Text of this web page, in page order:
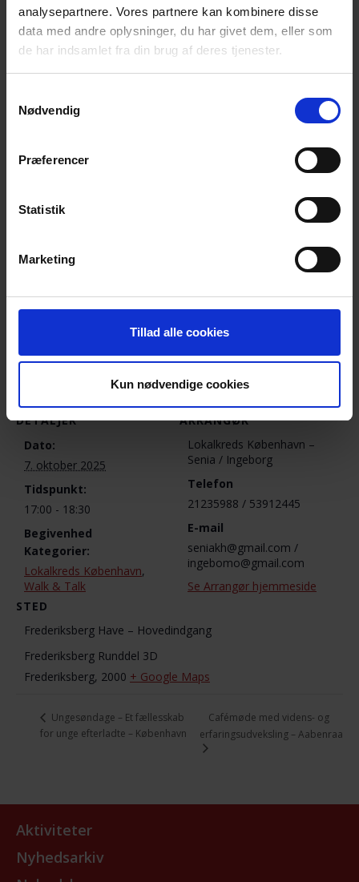
analysepartnere. Vores partnere kan kombinere disse
data med andre oplysninger, du har givet dem, eller som
de har indsamlet fra din brug af deres tjenester.
Nødvendig
Præferencer
Statistik
Marketing
Tillad alle cookies
Kun nødvendige cookies
Det der tales om er i fortrolighed mellem deltagerne.
Walk & Talk er et tilbud fra Landsforeningen for
efterladte efter selvmord:www.efterladte.dk
Bestyrelsen Lokalkreds København /
Senia Kragh Hansen, Ulla Lidsmoes og Sofie Pedersen
DETALJER
Dato:
7. oktober 2025
Tidspunkt:
17:00 - 18:30
Begivenhed
Kategorier:
Lokalkreds København,
Walk & Talk
STED
Frederiksberg Have – Hovedindgang
Frederiksberg Runddel 3D
Frederiksberg, 2000 + Google Maps
ARRANGØR
Lokalkreds København –
Senia / Ingeborg
Telefon
21235988 / 53912445
E-mail
seniakh@gmail.com /
ingebomo@gmail.com
Se Arrangør hjemmeside
Ungesøndage – Et fællesskab
for unge efterladte – København
Cafémøde med videns- og
erfaringsudveksling – Aabenraa
Aktiviteter
Nyhedsarkiv